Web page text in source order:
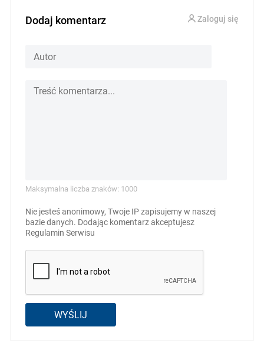
Dodaj komentarz Zaloguj się
Maksymalna liczba znaków: 1000
Nie jesteś anonimowy, Twoje IP zapisujemy w naszej
bazie danych. Dodając komentarz akceptujesz
Regulamin Serwisu
WYŚLIJ